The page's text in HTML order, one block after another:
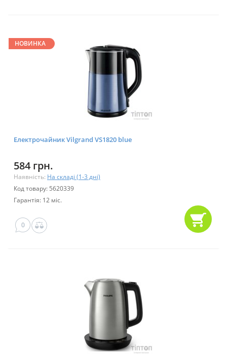
НОВИНКА
Електрочайник Vilgrand VS1820 blue
584 грн.
Наявність: На складі (1-3 дні)
Код товару: 5620339
Гарантія: 12 міс.
0